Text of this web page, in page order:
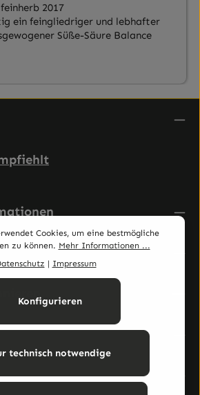
2017
ein feingliedriger und lebhafter
Süße-Säure Balance
Cookies, um eine bestmögliche
zu können. Mehr Informationen ...
| Impressum
technisch notwendige
Konfigurieren